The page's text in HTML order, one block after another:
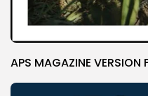
APS MAGAZINE VERSION